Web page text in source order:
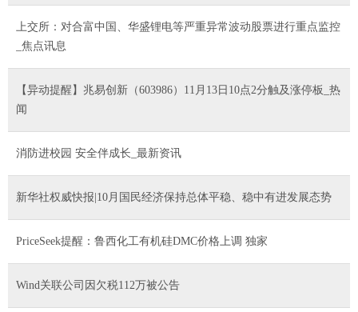
上交所：对合富中国、华盛锂电等严重异常波动股票进行重点监控
_焦点讯息
【异动提醒】兆易创新（603986）11月13日10点2分触及涨停板_热
闻
消防进校园 安全伴成长_最新资讯
新华社权威快报|10月国民经济保持总体平稳、稳中有进发展态势
PriceSeek提醒：鲁西化工有机硅DMC价格上调 独家
Wind关联公司因欠税112万被公告